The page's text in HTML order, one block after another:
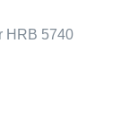
HRB 5740